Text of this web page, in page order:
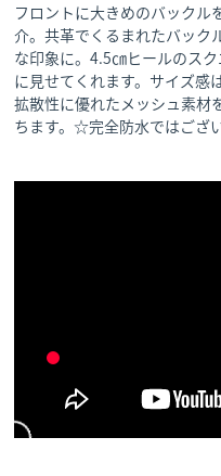
フロントに大きめのバックル
介。共革でくるまれたバック
な印象に。4.5㎝ヒールのス
に見せてくれます。サイズ感
拡散性に優れたメッシュ素材
ちます。☆完全防水ではござ